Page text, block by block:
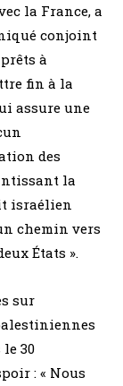
la France, a
conjoint
à
fin à la
assure une
des
la
israélien
chemin vers
États ».
sur
30
: « Nous